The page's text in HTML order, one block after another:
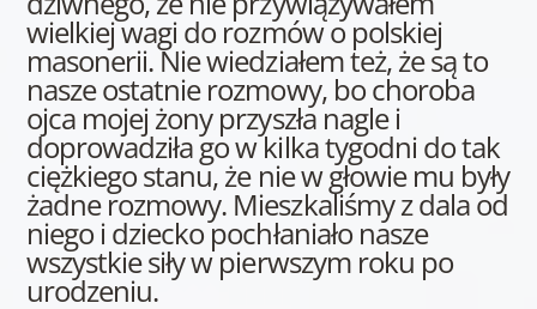
wielkiej wagi do rozmów o polskiej
masonerii. Nie wiedziałem też, że są to
nasze ostatnie rozmowy, bo choroba
ojca mojej żony przyszła nagle i
doprowadziła go w kilka tygodni do tak
ciężkiego stanu, że nie w głowie mu były
żadne rozmowy. Mieszkaliśmy z dala od
niego i dziecko pochłaniało nasze
wszystkie siły w pierwszym roku po
urodzeniu.